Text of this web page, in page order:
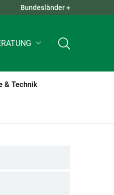
QUICK LINKS +
Bundesländer +
& Technik